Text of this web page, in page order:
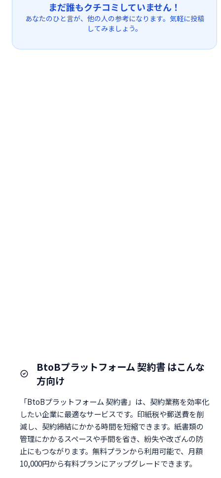
まだ誰もクチコミしていません！
あなたのひと言が、他の人の参考になります。気軽に投稿
してみましょう。
BtoBプラットフォーム 契約書 はこんな
方向け
「BtoBプラットフォーム 契約書」は、契約業務を効率化
したい企業に最適なサービスです。印紙税や郵送費を削
減し、契約締結にかかる時間を短縮できます。紙書類の
管理にかかるスペースや手間を省き、紛失や改ざんの防
止にもつながります。無料プランから利用可能で、月額
10,000円から有料プランにアップグレードできます。